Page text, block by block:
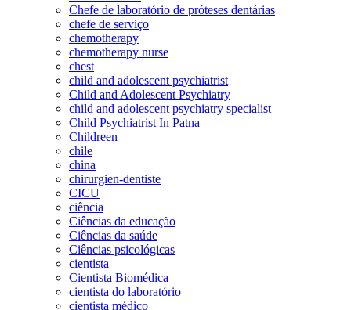
Chefe de laboratório de próteses dentárias
chefe de serviço
chemotherapy
chemotherapy nurse
chest
child and adolescent psychiatrist
Child and Adolescent Psychiatry
child and adolescent psychiatry specialist
Child Psychiatrist In Patna
Childreen
chile
china
chirurgien-dentiste
CICU
ciência
Ciências da educação
Ciências da saúde
Ciências psicológicas
cientista
Cientista Biomédica
cientista do laboratório
cientista médico